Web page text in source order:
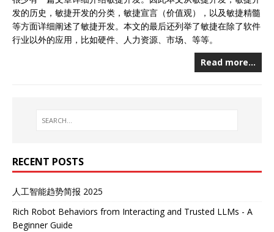
发的历史，敏捷开发的分类，敏捷宣言（价值观），以及敏捷精髓
等方面详细阐述了敏捷开发。本文的最后还列举了敏捷在除了软件
行业以外的应用，比如硬件、人力资源、市场、等等。
Read more…
RECENT POSTS
人工智能趋势简报 2025
Rich Robot Behaviors from Interacting and Trusted LLMs - A
Beginner Guide